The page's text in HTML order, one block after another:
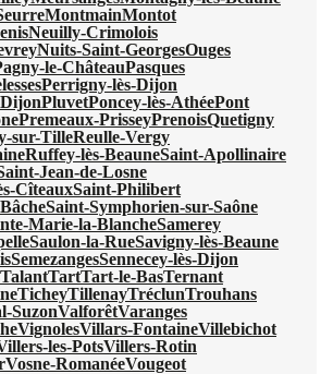
MontmainMontot
Neuilly-Crimolois
Nuits-Saint-GeorgesOuges
le-ChâteauPasques
Perrigny-lès-Dijon
PluvetPoncey-lès-AthéePont
Premeaux-PrisseyPrenoisQuetigny
sur-TilleReulle-Vergy
Ruffey-lès-BeauneSaint-Apollinaire
Jean-de-Losne
CîteauxSaint-Philibert
Saint-Symphorien-sur-Saône
Marie-la-BlancheSamerey
Saulon-la-RueSavigny-lès-Beaune
SemezangesSennecey-lès-Dijon
TalantTartTart-le-BasTernant
TicheyTillenayTréclunTrouhans
SuzonValforêtVaranges
VignolesVillars-FontaineVillebichot
les-PotsVillers-Rotin
Vosne-RomanéeVougeot